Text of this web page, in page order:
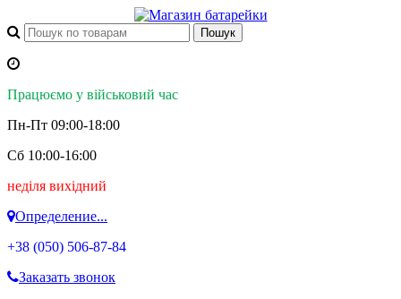
Працюємо у військовий час
Пн-Пт 09:00-18:00
Сб 10:00-16:00
неділя вихідний
Определение...
+38 (050) 506-87-84
Заказать звонок